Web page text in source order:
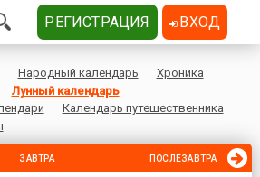
Народный календарь
Хроника
Лунный календарь
Календарь путешественника
ЗАВТРА ПОСЛЕЗАВТРА
РЕГИСТРАЦИЯ ВХОД